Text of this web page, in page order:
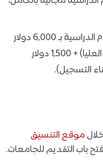
أما بالنسبة للوافدين، فتم تحديد الرسوم الدراسية بـ 6,000 دولار
أمريكي سنويًا (للبكالوريوس والدراسات العليا) + 1,500 دولار
التسجيل).
موقع التنسيق
باب التقديم للجامعات.